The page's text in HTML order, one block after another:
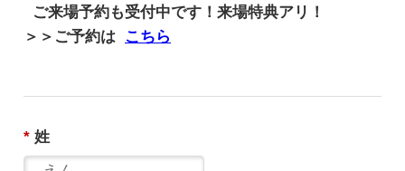
ご来場予約も受付中です！来場特典アリ！
＞＞ご予約は
こちら
* 姓